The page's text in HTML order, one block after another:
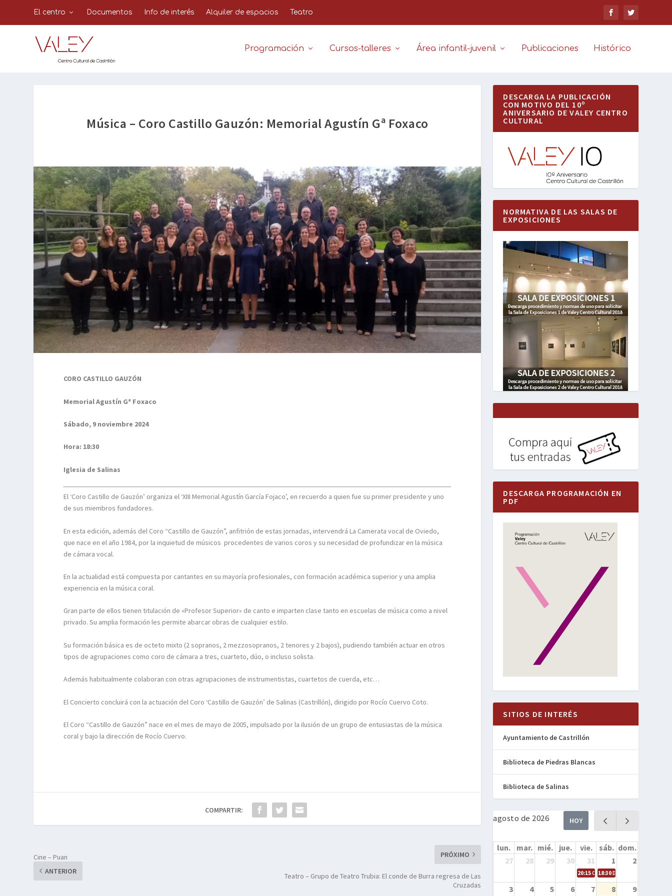
El centro Documentos Info de interés Alquiler de espacios Teatro
Programación Cursos-talleres Área infantil-juvenil Publicaciones Histórico
Música – Coro Castillo Gauzón: Memorial Agustín Gª Foxaco
CORO CASTILLO GAUZÓN
Memorial Agustín Gª Foxaco
Sábado, 9 noviembre 2024
Hora: 18:30
Iglesia de Salinas
El ‘Coro Castillo de Gauzón’ organiza el ‘XIII Memorial Agustín García Fojaco’, en recuerdo a quien fue su primer presidente y uno
de sus miembros fundadores.
En esta edición, además del Coro “Castillo de Gauzón”, anfitrión de estas jornadas, intervendrá La Camerata vocal de Oviedo,
que nace en el año 1984, por la inquietud de músicos procedentes de varios coros y su necesidad de profundizar en la música
de cámara vocal.
En la actualidad está compuesta por cantantes en su mayoría profesionales, con formación académica superior y una amplia
experiencia en la música coral.
Gran parte de ellos tienen titulación de «Profesor Superior» de canto e imparten clase tanto en escuelas de música como a nivel
privado. Su amplia formación les permite abarcar obras de cualquier estilo.
Su formación básica es de octeto mixto (2 sopranos, 2 mezzosopranos, 2 tenores y 2 bajos), pudiendo también actuar en otros
tipos de agrupaciones como coro de cámara a tres, cuarteto, dúo, o incluso solista.
Además habitualmente colaboran con otras agrupaciones de instrumentistas, cuartetos de cuerda, etc…
El Concierto concluirá con la actuación del Coro ‘Castillo de Gauzón’ de Salinas (Castrillón), dirigido por Rocío Cuervo Coto.
El Coro “Castillo de Gauzón” nace en el mes de mayo de 2005, impulsado por la ilusión de un grupo de entusiastas de la música
coral y bajo la dirección de Rocío Cuervo.
COMPARTIR:
Cine – Puan
ANTERIOR
PRÓXIMO
Teatro – Grupo de Teatro Trubia: El conde de Burra regresa de Las
Cruzadas
DESCARGA LA PUBLICACIÓN
CON MOTIVO DEL 10º
ANIVERSARIO DE VALEY CENTRO
CULTURAL
NORMATIVA DE LAS SALAS DE
EXPOSICIONES
DESCARGA PROGRAMACIÓN EN
PDF
SITIOS DE INTERÉS
Ayuntamiento de Castrillón
Biblioteca de Piedras Blancas
Biblioteca de Salinas
agosto de 2026 HOY
lun. mar. mié. jue. vie. sáb. dom.
27
28 29 30 31 1 2
20:15Cine en la calle – Cómo
18:30Danza – Cita en el
3 4 5 6 7 8 9